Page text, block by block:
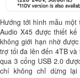
Hướng tới hình mẫu một
Audio X45 được thiết
không giới hạn nhờ
trợ tối đa lên đến 4TB
qua 3 cổng USB 2.0
chí không chỉ dừng